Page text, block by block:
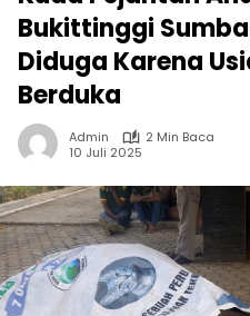
Bukittinggi
Diduga Karena
Berduka
Admin
2 Min Baca
10 Juli 2025